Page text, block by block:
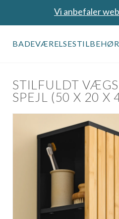
Vi anbefaler
BADEVÆRELSESTILBEHØR
STILFULDT
SPEJL (50 X 20 X